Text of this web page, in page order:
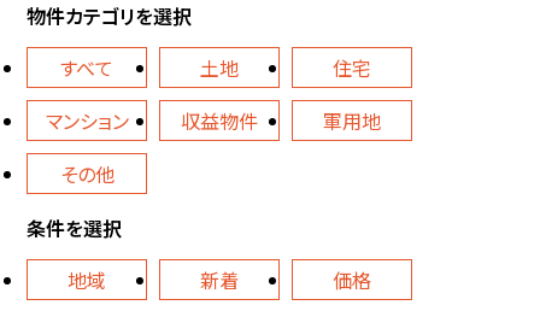
物件カテゴリを選択
すべて
土地
住宅
マンション
収益物件
軍用地
その他
条件を選択
地域
新着
価格